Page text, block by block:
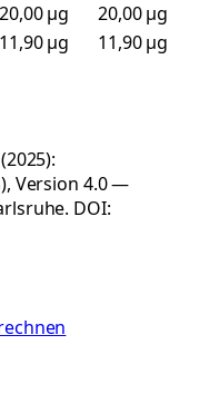
20,00 µg
20,00 µg
11,90 µg
11,90 µg
Version 4.0 —
DOI: